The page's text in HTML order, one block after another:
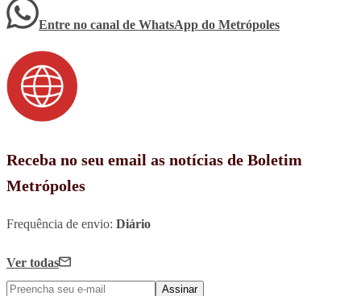
Entre no canal de WhatsApp do Metrópoles
Receba no seu email as notícias de Boletim
Metrópoles
Frequência de envio: Diário
Ver todas
Assinar